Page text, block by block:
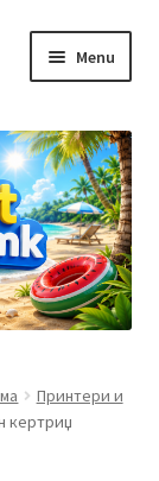
Menu
Принтери и
кертриџ